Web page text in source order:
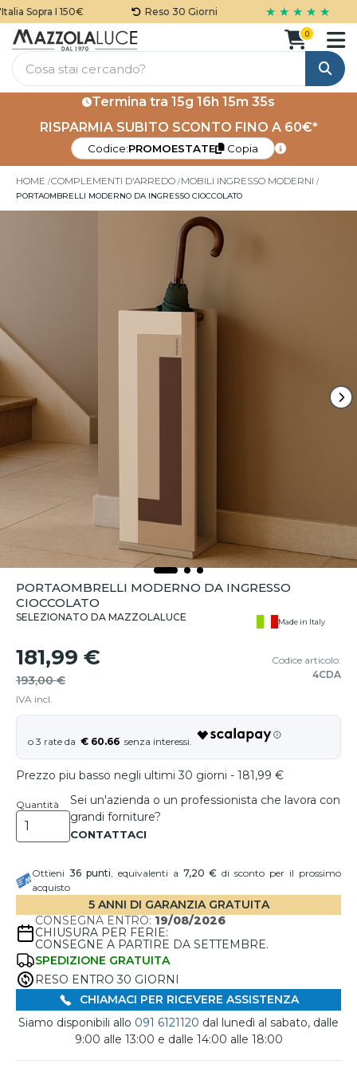
Sopra I 150€ Reso 30 Giorni ★ ★ ★ ★ ★
Cerca
0
Termina tra 15g 16h 15m 34s
RISPARMIA SUBITO SCONTO FINO A 60€*
Codice:PROMOESTATE Copia
HOME COMPLEMENTI D'ARREDO MOBILI INGRESSO MODERNI
PORTAOMBRELLI MODERNO DA INGRESSO CIOCCOLATO
PORTAOMBRELLI MODERNO DA INGRESSO
CIOCCOLATO
SELEZIONATO DA MAZZOLALUCE Made in Italy
181,99 €
193,00 €
IVA incl.
Codice articolo:
4CDA
€ 60.66
Prezzo piu basso negli ultimi 30 giorni - 181,99 €
Quantità
Sei un'azienda o un professionista che lavora con
grandi forniture?
Ottieni 36punti, equivalenti a 7,20 € di sconto per il prossimo
acquisto
5 ANNI DI GARANZIA GRATUITA
CONSEGNA ENTRO: 19/08/2026
CHIUSURA PER FERIE:
CONSEGNE A PARTIRE DA SETTEMBRE.
SPEDIZIONE GRATUITA
RESO ENTRO 30 GIORNI
CHIAMACI PER RICEVERE ASSISTENZA
Siamo disponibili allo 091 6121120 dal lunedì al sabato, dalle
9:00 alle 13:00 e dalle 14:00 alle 18:00